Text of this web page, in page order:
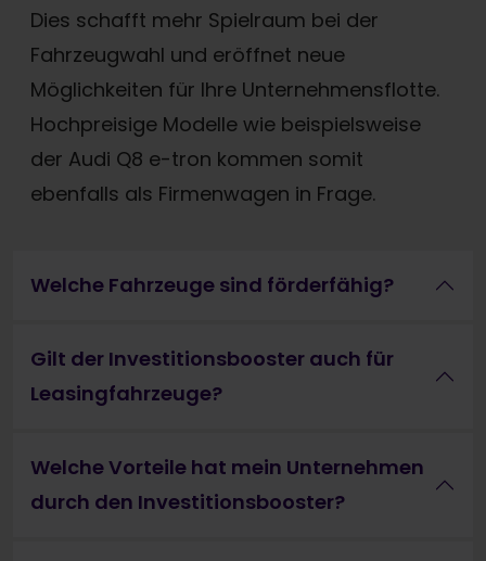
Dies schafft mehr Spielraum bei der
Fahrzeugwahl und eröffnet neue
Möglichkeiten für Ihre Unternehmensflotte.
Hochpreisige Modelle wie beispielsweise
der Audi Q8 e-tron kommen somit
ebenfalls als Firmenwagen in Frage.
Welche Fahrzeuge sind förderfähig?
Gilt der Investitionsbooster auch für
Leasingfahrzeuge?
Welche Vorteile hat mein Unternehmen
durch den Investitionsbooster?